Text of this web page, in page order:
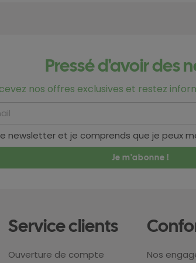
Pressé d'avoir des
nos offres exclusives et restez
newsletter et je comprends que je peux
Service clients
Ouverture de compte
Nos